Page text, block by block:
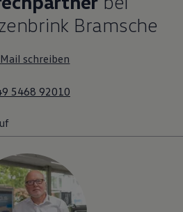
Bramsche
schreiben
5468 92010